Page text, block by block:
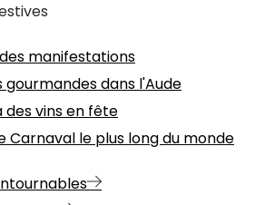
manifestations
gourmandes dans l'Aude
des vins en fête
Carnaval le plus long du monde